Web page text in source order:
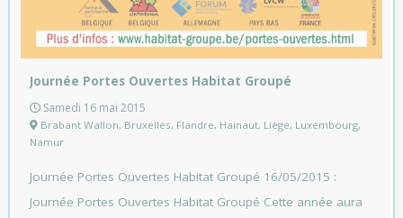
Journée Portes Ouvertes Habitat Groupé
Samedi 16 mai 2015
Brabant Wallon, Bruxelles, Flandre, Hainaut, Liège, Luxembourg,
Namur
Journée Portes Ouvertes Habitat Groupé 16/05/2015 :
Journée Portes Ouvertes Habitat Groupé Cette année aura